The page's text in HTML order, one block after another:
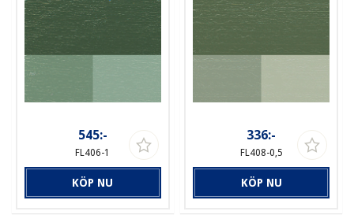
545:-
FL406-1
KÖP NU
336:-
FL408-0,5
KÖP NU